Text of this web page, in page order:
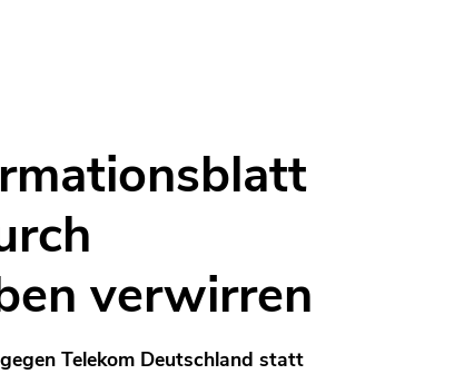
verwirren
Telekom Deutschland statt